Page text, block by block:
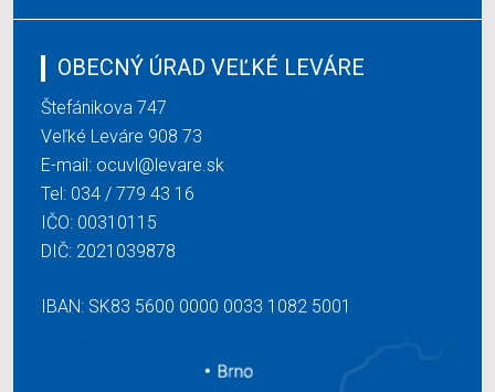
OBECNÝ ÚRAD VEĽKÉ LEVÁRE
Štefánikova 747
Veľké Leváre 908 73
E-mail: ocuvl@levare.sk
Tel: 034 / 779 43 16
IČO: 00310115
DIČ: 2021039878
IBAN: SK83 5600 0000 0033 1082 5001